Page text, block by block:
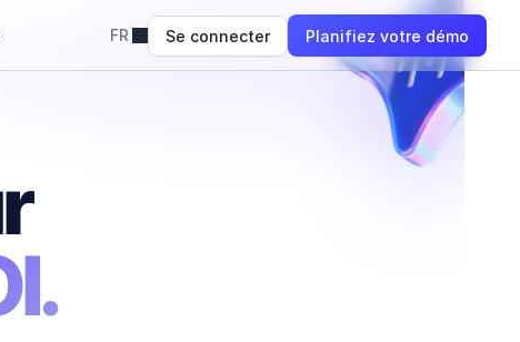
FR Se connecter Planifiez votre démo